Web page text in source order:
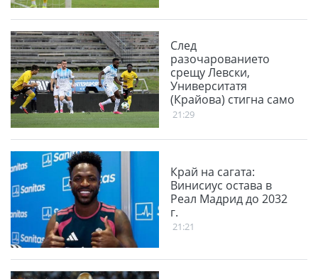
След
разочарованието
срещу Левски,
Университатя
(Крайова) стигна само
до равенство във
21:29
Край на сагата:
Винисиус остава в
Реал Мадрид до 2032
г.
21:21